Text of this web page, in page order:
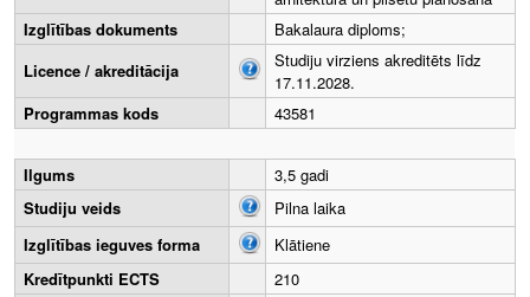
Izglītības dokuments
Bakalaura diploms;
Licence / akreditācija
Studiju virziens akreditēts līdz
17.11.2028.
Programmas kods
43581
Ilgums
3,5 gadi
Studiju veids
Pilna laika
Izglītības ieguves forma
Klātiene
Kredītpunkti ECTS
210